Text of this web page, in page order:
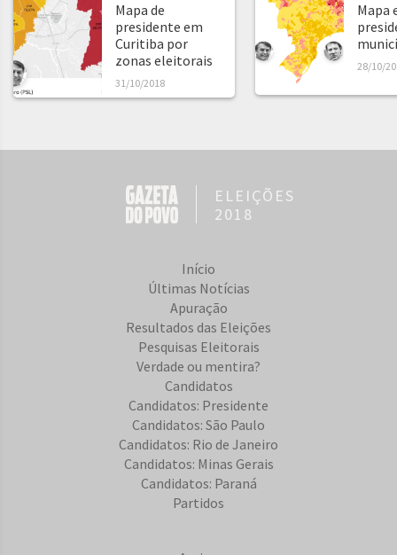
Mapa de
presidente em
Curitiba por
zonas eleitorais
31/10/2018
Mapa
28/10/
ELEIÇÕES
2018
Início
Últimas Notícias
Apuração
Resultados das Eleições
Pesquisas Eleitorais
Verdade ou mentira?
Candidatos
Candidatos: Presidente
Candidatos: São Paulo
Candidatos: Rio de Janeiro
Candidatos: Minas Gerais
Candidatos: Paraná
Partidos